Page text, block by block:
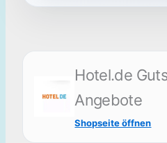
Hotel.de
Angebote
Shopseite öffnen